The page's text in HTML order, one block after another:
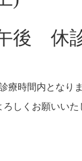
後 休
療時間内となりま
しくお願いいた